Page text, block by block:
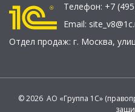
Телефон: +7
Email:
Отдел продаж: г. Москва,
© 2026 АО «Группа 1С»